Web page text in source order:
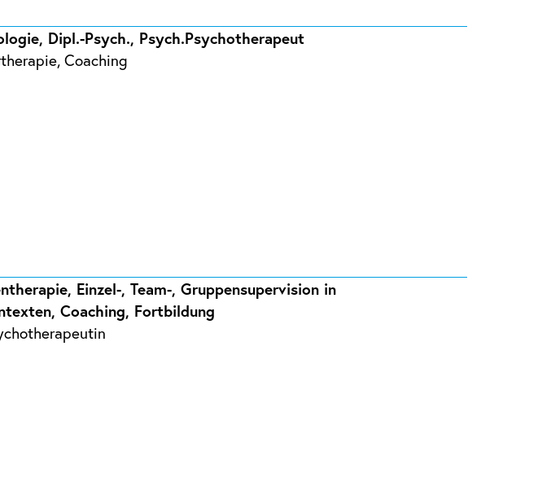
Dipl.-Psych., Psych.Psychotherapeut
Coaching
Einzel-, Team-, Gruppensupervision in
Coaching, Fortbildung